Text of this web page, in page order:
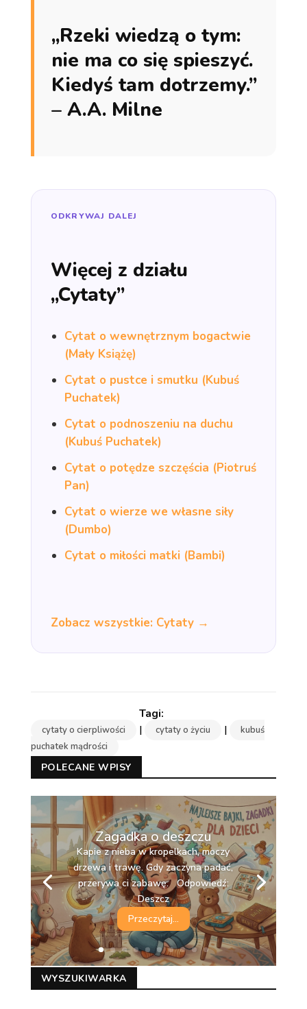
„Rzeki wiedzą o tym:
nie ma co się spieszyć.
Kiedyś tam dotrzemy.”
– A.A. Milne
ODKRYWAJ DALEJ
Więcej z działu
„Cytaty”
Cytat o wewnętrznym bogactwie
(Mały Książę)
Cytat o pustce i smutku (Kubuś
Puchatek)
Cytat o podnoszeniu na duchu
(Kubuś Puchatek)
Cytat o potędze szczęścia (Piotruś
Pan)
Cytat o wierze we własne siły
(Dumbo)
Cytat o miłości matki (Bambi)
Zobacz wszystkie: Cytaty →
cytaty o cierpliwości | cytaty o życiu |
kubuś
puchatek mądrości
POLECANE WPISY
Zagadka o deszczu
Kapie z nieba w kropelkach, moczy
drzewa i trawę. Gdy zaczyna padać,
przerywa ci zabawę. Odpowiedź:
Deszcz
Przeczytaj...
WYSZUKIWARKA